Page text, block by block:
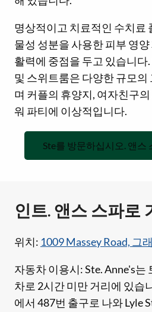
명상적이고 치료적인 수치료
물성 성분을 사용한 피부 영
활력에 중점을 두고 있습니다
및 스위트룸은 다양한 규모의
며 커플의 휴양지, 여자친구
워 파티에 이상적입니다.
Ste를 방문하십시오. 앤스
인트. 앤스 스파로
위치: 1009 Massey Road, 그
자동차 이용시: Ste. Anne's는
차로 2시간 미만 거리에 있습
에서 487번 출구로 나와 Lyle